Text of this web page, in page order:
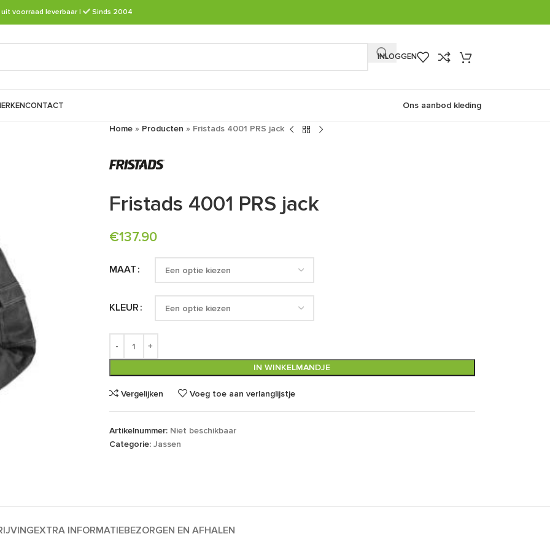
uit voorraad leverbaar | Sinds 2004
INLOGGEN
CONTACT Ons aanbod kleding
Home» Producten » Fristads 4001 PRS jack
Fristads 4001 PRS jack
€137.90
MAAT
KLEUR
IN WINKELMANDJE
Vergelijken Voeg toe aan verlanglijstje
Artikelnummer: Niet beschikbaar
Categorie: Jassen
EXTRA INFORMATIEBEZORGEN EN AFHALEN